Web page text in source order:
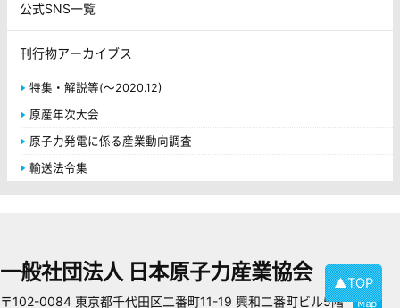
公式SNS一覧
刊行物アーカイブス
特集・解説等(～2020.12)
原産年次大会
原子力発電に係る産業動向調査
輸送法令集
▲TOP
一般社団法人 日本原子力産業協会
〒102-0084 東京都千代田区二番町11-19 興和二番町ビル5階